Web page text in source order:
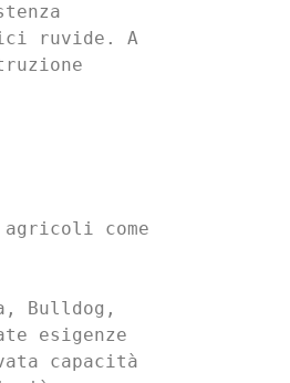
ruvide. A
come
Bulldog,
esigenze
capacità